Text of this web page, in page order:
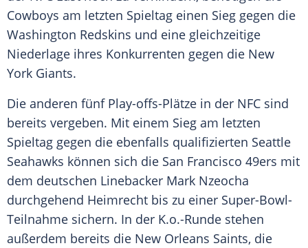
Cowboys am letzten Spieltag einen Sieg gegen die
Washington Redskins und eine gleichzeitige
Niederlage ihres Konkurrenten gegen die New
York Giants.
Die anderen fünf Play-offs-Plätze in der NFC sind
bereits vergeben. Mit einem Sieg am letzten
Spieltag gegen die ebenfalls qualifizierten Seattle
Seahawks können sich die San Francisco 49ers mit
dem deutschen Linebacker Mark Nzeocha
durchgehend Heimrecht bis zu einer Super-Bowl-
Teilnahme sichern. In der K.o.-Runde stehen
außerdem bereits die New Orleans Saints, die